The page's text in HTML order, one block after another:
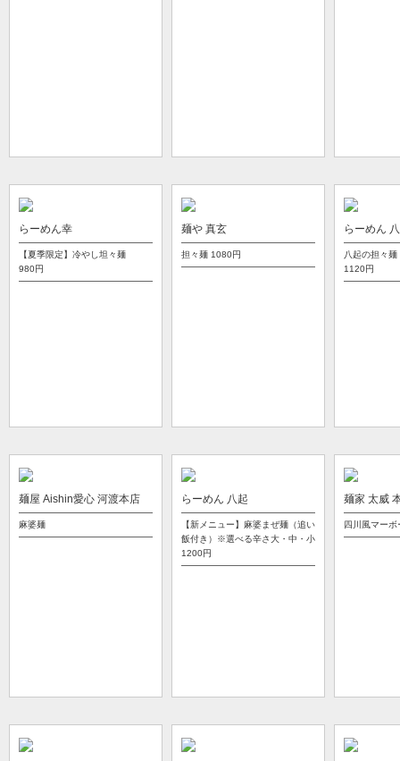
らーめん幸
【夏季限定】冷やし坦々麺
980円
麺や 真玄
担々麺 1080円
らーめん
八起の担々
1120円
麺屋 Aishin愛心 河渡本店
麻婆麺
らーめん 八起
【新メニュー】麻婆まぜ麺（追い
飯付き）※選べる辛さ大・中・小
1200円
麺家 太威
四川風マー